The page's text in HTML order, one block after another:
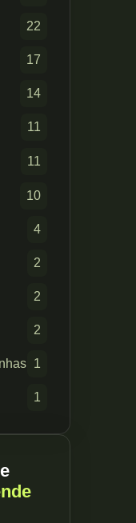
22
17
14
11
11
10
4
2
2
2
1
1